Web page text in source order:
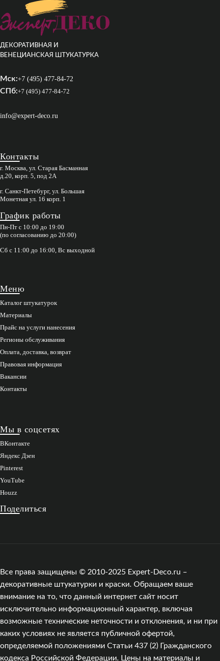
ДЕКОРАТИВНАЯ И
ВЕНЕЦИАНСКАЯ ШТУКАТУРКА
Мск:+7 (495) 477-84-72
СПб:+7 (495) 477-84-72
info@expert-deco.ru
Контакты
г. Москва, ул. Старая Басманная
д.20, корп. 5, под 2А
г. Санкт-Петебург, ул. Большая
Монетная ул. 16 корп. 1
График работы
Пн-Пт с 10:00 до 19:00
(по согласованию до 20:00)
Сб с 11:00 до 16:00, Вс выходной
Меню
Каталог штукатурок
Материалы
Прайс на услуги нанесения
Регионы обслуживания
Оплата, доставка, возврат
Правовая информация
Вакансии
Контакты
Мы в соцсетях
ВКонтакте
Яндекс Дзен
Pinterest
YouTube
Houzz
Поделиться
Все права защищены © 2010-2025 Expert-Deco.ru –
декоративные штукатурки и краски. Обращаем ваше
внимание на то, что данный интернет сайт носит
исключительно информационный характер, включая
возможные технические неточности и отклонения, и ни при
каких условиях не является публичной офертой,
определяемой положениями Статьи 437 (2) Гражданского
кодекса Российской Федерации. Цены на материалы и